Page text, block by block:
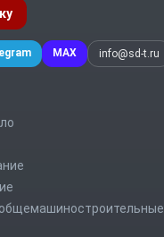
MAX info@sd-t.ru